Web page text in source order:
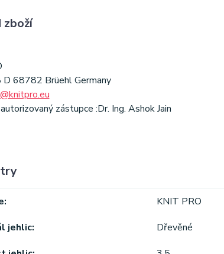
zboží
D 68782 Brüehl Germany
zástupce :Dr. Ing. Ashok Jain
KNIT PRO
jehlic
Dřevěné